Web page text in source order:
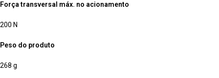
Força transversal máx. no acionamento
200 N
Peso do produto
268 g